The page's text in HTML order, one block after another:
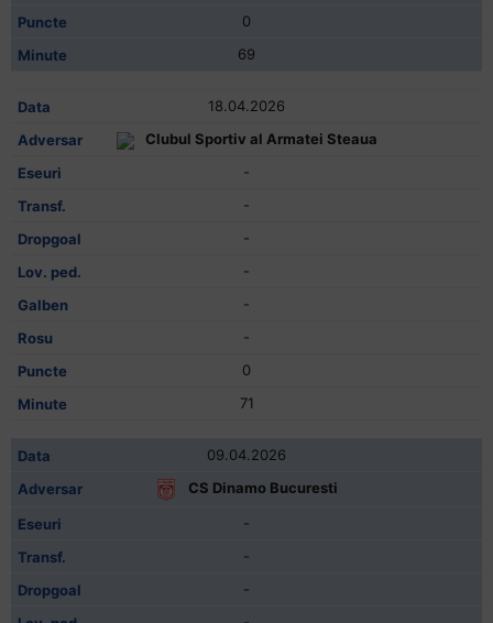
0
69
18.04.2026
Clubul Sportiv al Armatei Steaua
-
-
-
-
-
-
0
71
09.04.2026
CS Dinamo Bucuresti
-
-
-